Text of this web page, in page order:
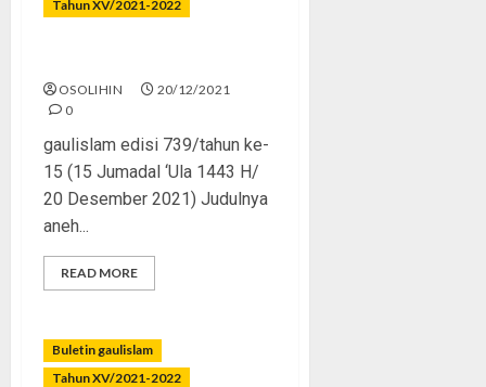
Tahun XV/2021-2022
OSOLIHIN
20/12/2021
0
gaulislam edisi 739/tahun ke-
15 (15 Jumadal ‘Ula 1443 H/
20 Desember 2021) Judulnya
aneh...
READ MORE
Buletin gaulislam
Tahun XV/2021-2022